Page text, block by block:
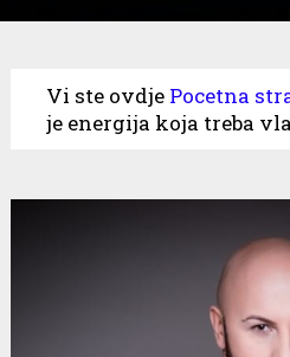
Vi ste ovdje Pocetna
je energija koja treba